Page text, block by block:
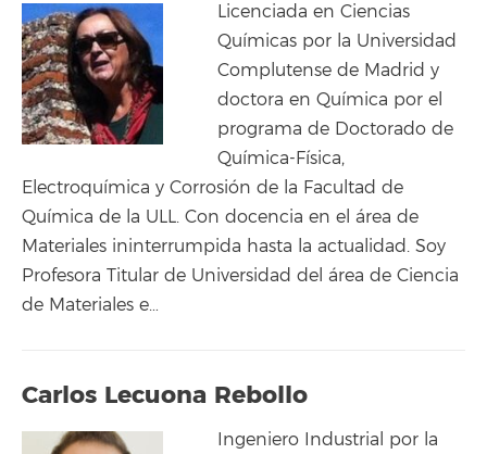
Licenciada en Ciencias
Químicas por la Universidad
Complutense de Madrid y
doctora en Química por el
programa de Doctorado de
Química-Física,
Electroquímica y Corrosión de la Facultad de
Química de la ULL. Con docencia en el área de
Materiales ininterrumpida hasta la actualidad. Soy
Profesora Titular de Universidad del área de Ciencia
de Materiales e…
Carlos Lecuona Rebollo
Ingeniero Industrial por la